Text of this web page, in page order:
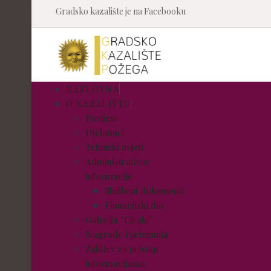
Gradsko kazalište je na Facebooku
NASLOVNA
O KAZALIŠTU
Povijest
Djelatnici
Tehnički uvjeti
Administrativne
informacije
Službeni dokumenti
Financijski dio
Galerija "Ciraki"
Nagrade i priznanja
Zahtjev za pristup
informacijama